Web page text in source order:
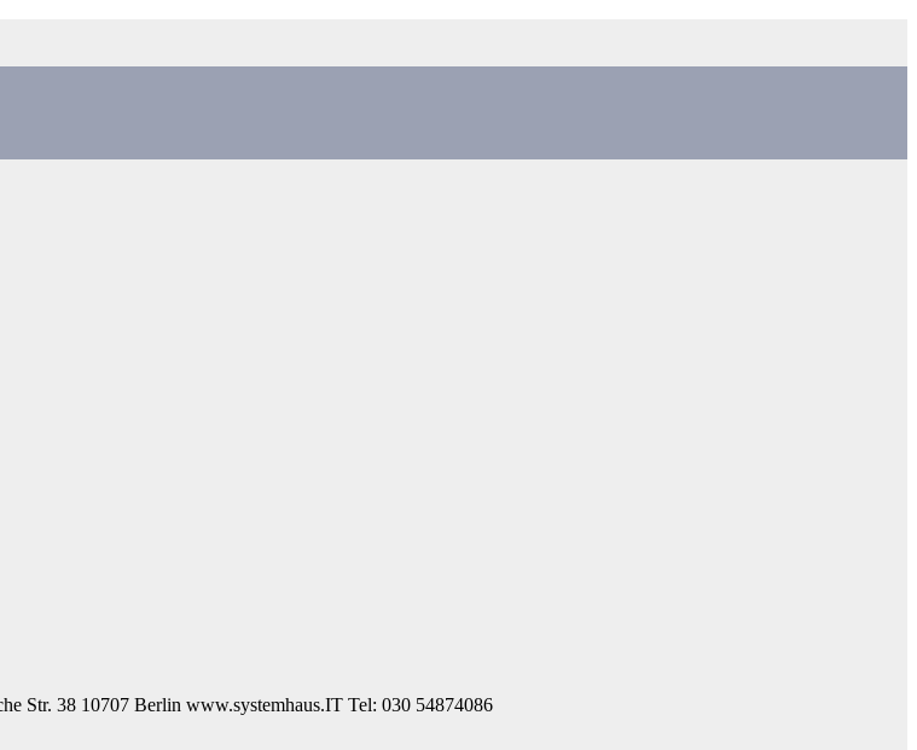
Str. 38 10707 Berlin www.systemhaus.IT Tel: 030 54874086